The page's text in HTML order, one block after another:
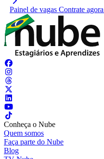
Painel de vagas Contrate agora
Conheça o Nube
Quem somos
Faça parte do Nube
Blog